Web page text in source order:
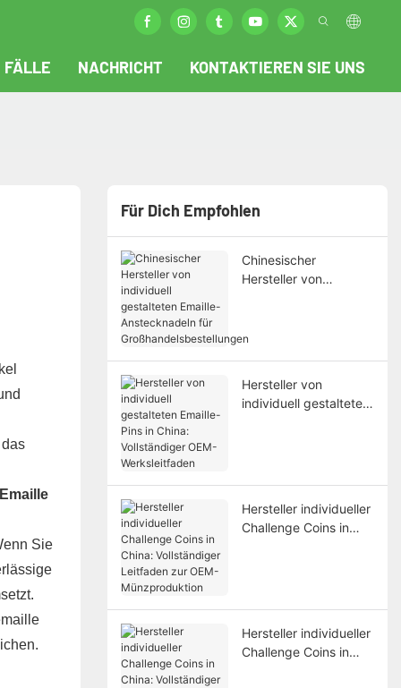
FÄLLE NACHRICHT KONTAKTIEREN SIE UNS
Sie
Für Dich Empfohlen
Chinesischer
Hersteller von
für
Hersteller von
individuell gestalteten
Hersteller individueller
Challenge Coins in
Hersteller individueller
Challenge Coins in